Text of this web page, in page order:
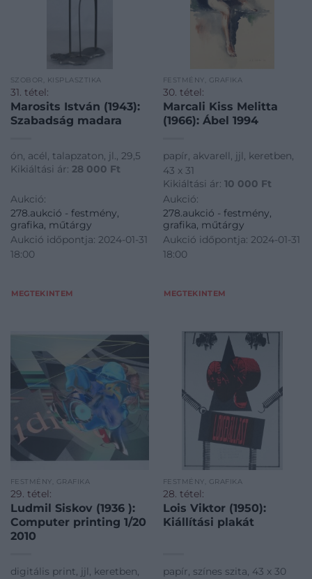
SZOBOR, KISPLASZTIKA
31. tétel:
Marosits István (1943):
Szabadság madara
ón, acél, talapzaton, jl., 29,5
Kikiáltási ár: 28 000 Ft
Aukció:
278.aukció - festmény,
grafika, műtárgy
Aukció időpontja: 2024-01-31
18:00
MEGTEKINTEM
FESTMÉNY, GRAFIKA
30. tétel:
Marcali Kiss Melitta
(1966): Ábel 1994
papír, akvarell, jjl, keretben,
43 x 31
Kikiáltási ár: 10 000 Ft
Aukció:
278.aukció - festmény,
grafika, műtárgy
Aukció időpontja: 2024-01-31
18:00
MEGTEKINTEM
FESTMÉNY, GRAFIKA
29. tétel:
Ludmil Siskov (1936 ):
Computer printing 1/20
2010
digitális print, jjl, keretben,
FESTMÉNY, GRAFIKA
28. tétel:
Lois Viktor (1950):
Kiállítási plakát
papír, színes szita, 43 x 30